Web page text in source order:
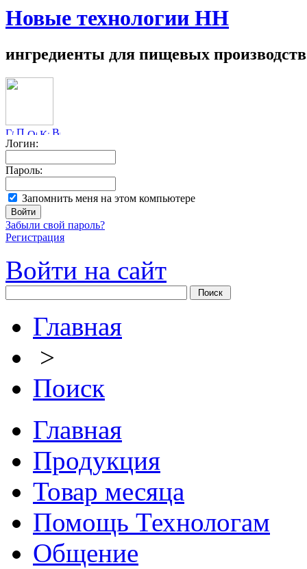
Новые технологии НН
ингредиенты для пищевых производств
Логин:
Пароль:
Запомнить меня на этом компьютере
Забыли свой пароль?
Регистрация
Войти на сайт
Главная
>
Поиск
Главная
Продукция
Товар месяца
Помощь Технологам
Общение